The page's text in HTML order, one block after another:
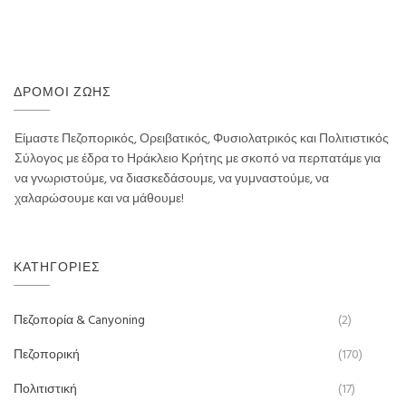
ΔΡΌΜΟΙ ΖΩΉΣ
Είμαστε Πεζοπορικός, Ορειβατικός, Φυσιολατρικός και Πολιτιστικός
Σύλογος με έδρα το Ηράκλειο Κρήτης με σκοπό να περπατάμε για
να γνωριστούμε, να διασκεδάσουμε, να γυμναστούμε, να
χαλαρώσουμε και να μάθουμε!
ΚΑΤΗΓΟΡΊΕΣ
Πεζοπορία & Canyoning
(2)
Πεζοπορική
(170)
Πολιτιστική
(17)